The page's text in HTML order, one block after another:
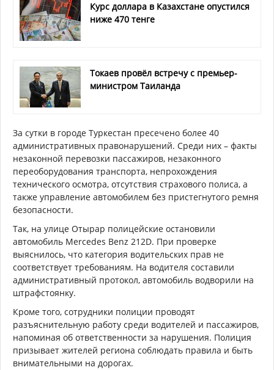
Курс доллара в Казахстане опустился
ниже 470 тенге
Токаев провёл встречу с премьер-
министром Таиланда
За сутки в городе Туркестан пресечено более 40
административных правонарушений. Среди них – факты
незаконной перевозки пассажиров, незаконного
переоборудования транспорта, непрохождения
технического осмотра, отсутствия страхового полиса, а
также управление автомобилем без пристегнутого ремня
безопасности.
Так, на улице Отырар полицейские остановили
автомобиль Mercedes Benz 212D. При проверке
выяснилось, что категория водительских прав не
соответствует требованиям. На водителя составили
административный протокол, автомобиль водворили на
штрафстоянку.
Кроме того, сотрудники полиции проводят
разъяснительную работу среди водителей и пассажиров,
напоминая об ответственности за нарушения. Полиция
призывает жителей региона соблюдать правила и быть
внимательными на дорогах.